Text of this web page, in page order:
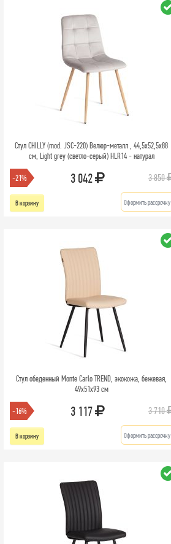
Стул CHILLY (mod. JSC-220) Велюр-металл , 44,5х52,5х88
см, Light grey (светло-серый) HLR14 - натурал
-21% 3 042 3 850
В корзину Оформить рассрочку
Стул обеденный Monte Carlo TREND, экокожа, бежевая,
49х51х93 см
-16% 3 117 3 710
В корзину Оформить рассрочку